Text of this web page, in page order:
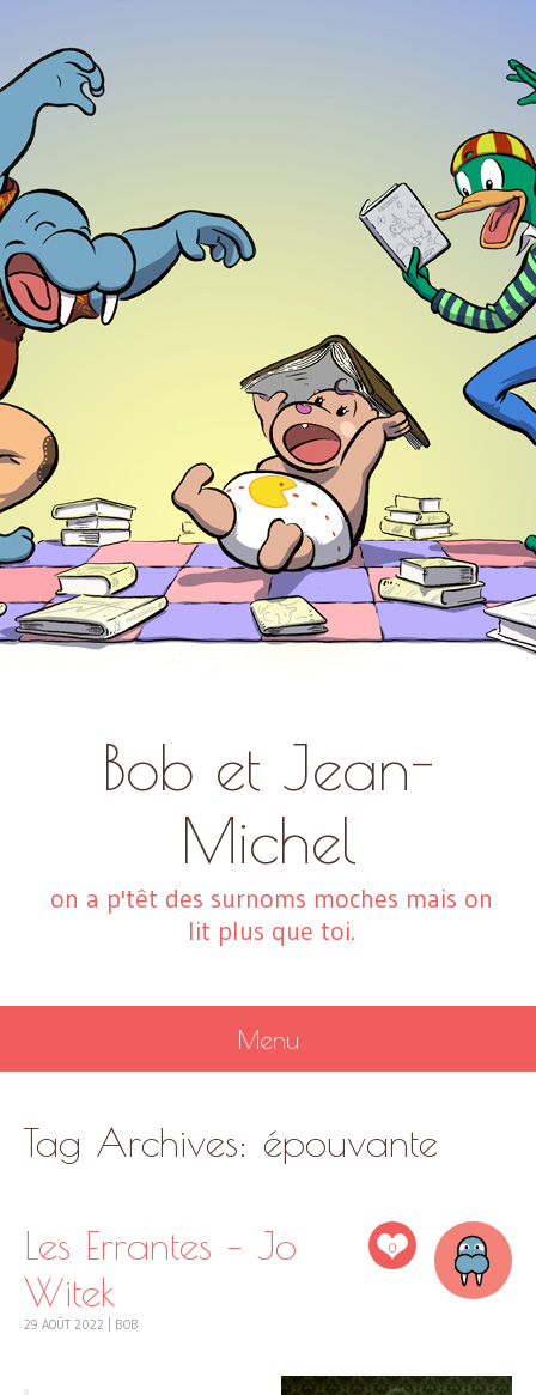
Bob et Jean-
Michel
on a p'têt des surnoms moches mais on
lit plus que toi.
Menu
TO
CONTENT
Tag Archives: épouvante
0
Les Errantes – Jo
Witek
29 AOÛT 2022 BOB